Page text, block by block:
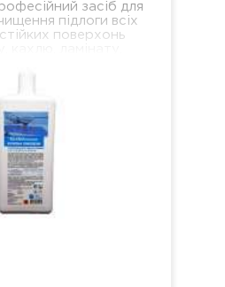
засіб для
підлоги всіх
поверхонь